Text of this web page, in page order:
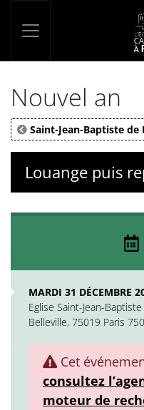
Nouvel an
Saint-Jean-Baptiste de
Louange puis
MARDI 31 DÉCEMBRE
Eglise Saint-Jean-
Belleville, 75019 Paris
Cet
consultez
moteur de
Panneau de gestion des